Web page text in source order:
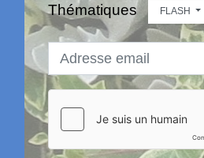
Thématiques FLASH